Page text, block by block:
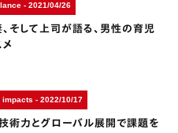
- 2021/04/26
そして上司が語る、男性の育児
- 2022/10/17
術力とグローバル展開で課題を